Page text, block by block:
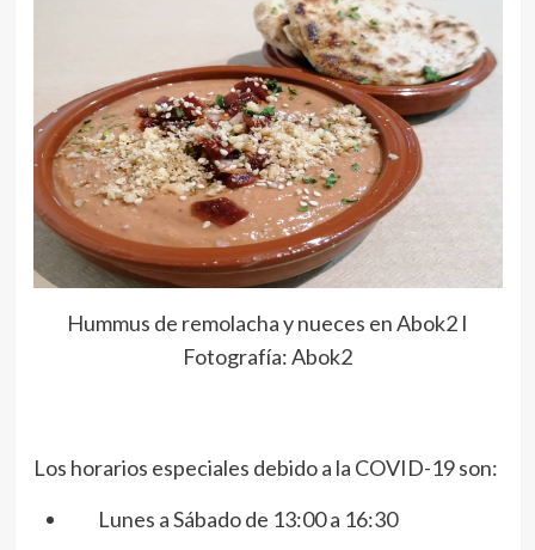
Hummus de remolacha y nueces en Abok2 I
Fotografía: Abok2
Los horarios especiales debido a la COVID-19 son:
Lunes a Sábado de 13:00 a 16:30